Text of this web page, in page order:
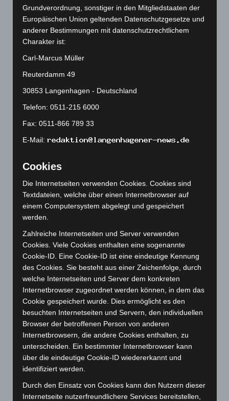
Februar 2026(109)
Januar 2026
(122)
Dezember 2025
November 2025(114)
Oktober 2025(112)
September 2025(93)
August 2025(90)
April 2025(88)
März 2025
(111)
Februar 2025 (96)
Januar 2025(88)
November 2024 (94)
Oktober 2024(93)
September 2024(112)
August 2024(107)
Juli 2024 (89)
Juni 2024(107)
Mai 2024(149)
April 2024(102)
März 2024
Januar 2024(111)
Grundverordnung, sonstiger in den Mitgliedstaaten der
Europäischen Union geltenden Datenschutzgesetze und
anderer Bestimmungen mit datenschutzrechtlichem
Charakter ist:
Carl-Marcus Müller
Reuterdamm 49
30853 Langenhagen - Deutschland
Telefon: 0511-215 6000
Fax: 0511-866 789 33
E-Mail:
Cookies
Die Internetseiten verwenden Cookies. Cookies sind
Textdateien, welche über einen Internetbrowser auf
einem Computersystem abgelegt und gespeichert
werden.
Zahlreiche Internetseiten und Server verwenden
Cookies. Viele Cookies enthalten eine sogenannte
Cookie-ID. Eine Cookie-ID ist eine eindeutige Kennung
des Cookies. Sie besteht aus einer Zeichenfolge, durch
welche Internetseiten und Server dem konkreten
Internetbrowser zugeordnet werden können, in dem das
Cookie gespeichert wurde. Dies ermöglicht es den
besuchten Internetseiten und Servern, den individuellen
Browser der betroffenen Person von anderen
Internetbrowsern, die andere Cookies enthalten, zu
unterscheiden. Ein bestimmter Internetbrowser kann
über die eindeutige Cookie-ID wiedererkannt und
identifiziert werden.
Durch den Einsatz von Cookies kann den Nutzern dieser
Internetseite nutzerfreundlichere Services bereitstellen,